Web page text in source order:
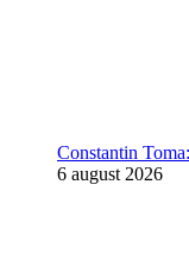
Constantin
6 august 2026